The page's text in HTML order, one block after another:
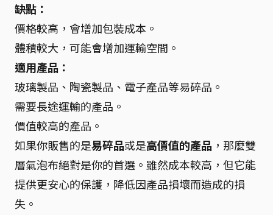
缺點：
價格較高，會增加包裝成本。
體積較大，可能會增加運輸空間。
適用產品：
玻璃製品、陶瓷製品、電子產品等易碎品。
需要長途運輸的產品。
價值較高的產品。
如果你販售的是易碎品或是高價值的產品 ，那麼雙
層氣泡布絕對是你的首選。雖然成本較高，但它能
提供更安心的保護，降低因產品損壞而造成的損
失。